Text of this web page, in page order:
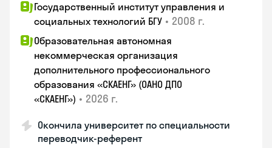
Государственный институт управления и
социальных технологий БГУ • 2008 г.
Образовательная автономная
некоммерческая организация
дополнительного профессионального
образования «СКАЕНГ» (ОАНО ДПО
«СКАЕНГ») • 2026 г.
Окончила университет по специальности
переводчик-референт